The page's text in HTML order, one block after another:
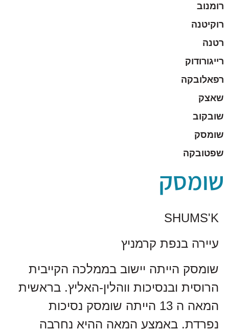
רומנוב
רוקיטנה
רטנה
רייגורודוק
רפאלובקה
שאצק
שובקוב
שומסק
שפטובקה
שומסק
SHUMS'K
עיירה בנפת קרמניץ
שומסק הייתה יישוב בממלכה הקייבית
הרוסית ובנסיכות ווהלין-האליץ. בראשית
המאה ה 13 הייתה שומסק נסיכות
נפרדת. באמצע המאה ההיא נחרבה